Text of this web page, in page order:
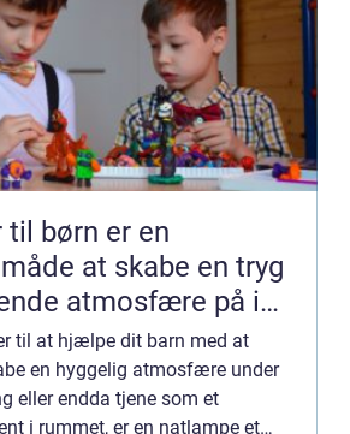
til børn er en
at skabe en tryg
atmosfære på i
til at hjælpe dit barn med at
en hyggelig atmosfære under
eller endda tjene som et
i rummet, er en natlampe et